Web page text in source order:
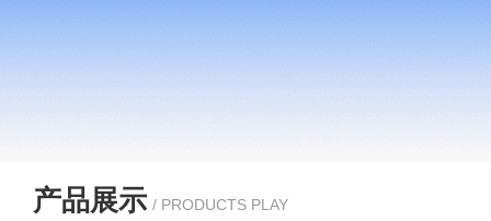
产品展示 / PRODUCTS PLAY